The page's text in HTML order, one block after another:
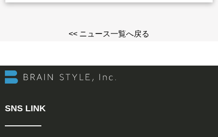
<< ニュース一覧へ戻る
SNS LINK